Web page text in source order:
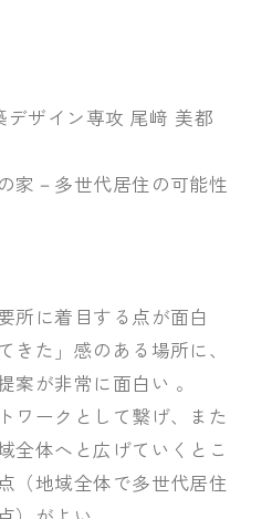
ザイン専攻 尾﨑 美都
家－多世代居住の可能性
所に着目する点が面白
きた」感のある場所に、
案が非常に面白い 。
ワークとして繋げ、また
全体へと広げていくとこ
（地域全体で多世代居住